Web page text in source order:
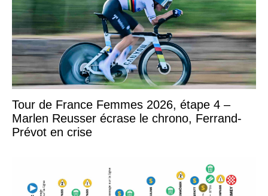
Tour de France Femmes 2026, étape 4 –
Marlen Reusser écrase le chrono, Ferrand-
Prévot en crise